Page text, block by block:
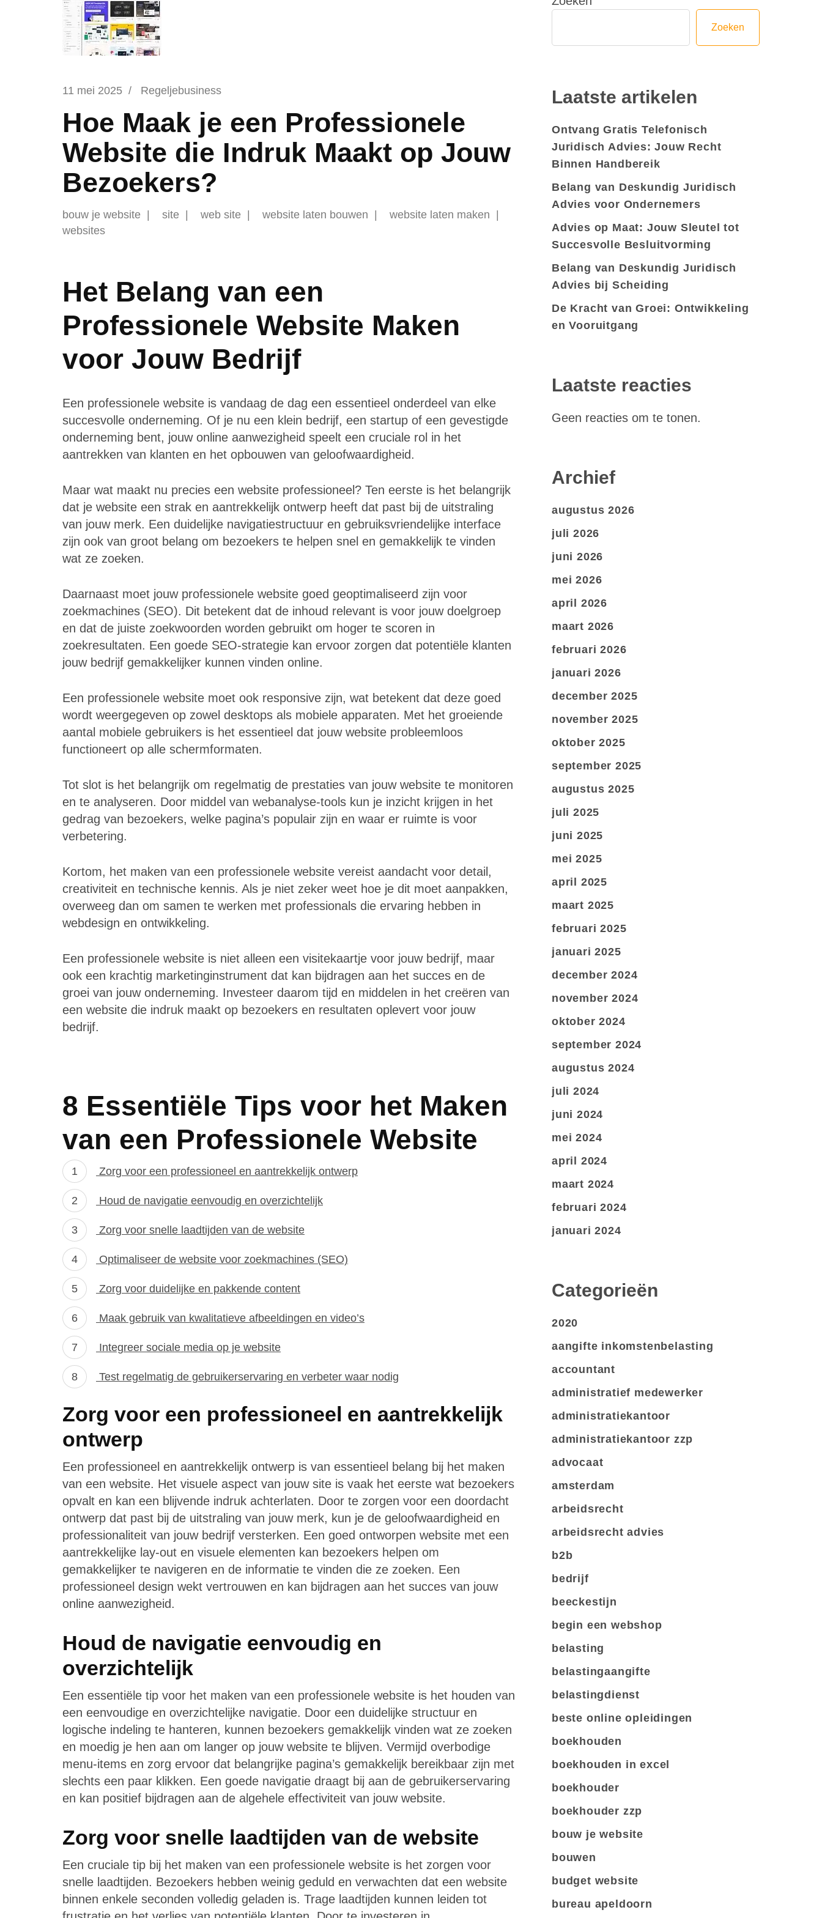
11 mei 2025 / Regeljebusiness
Hoe Maak je een Professionele
Website die Indruk Maakt op Jouw
Bezoekers?
bouw je website site web site website laten bouwen
website laten maken
websites
Het Belang van een
Professionele Website Maken
voor Jouw Bedrijf
Een professionele website is vandaag de dag een essentieel onderdeel van elke
succesvolle onderneming. Of je nu een klein bedrijf, een startup of een gevestigde
onderneming bent, jouw online aanwezigheid speelt een cruciale rol in het
aantrekken van klanten en het opbouwen van geloofwaardigheid.
Maar wat maakt nu precies een website professioneel? Ten eerste is het belangrijk
dat je website een strak en aantrekkelijk ontwerp heeft dat past bij de uitstraling
van jouw merk. Een duidelijke navigatiestructuur en gebruiksvriendelijke interface
zijn ook van groot belang om bezoekers te helpen snel en gemakkelijk te vinden
wat ze zoeken.
Daarnaast moet jouw professionele website goed geoptimaliseerd zijn voor
zoekmachines (SEO). Dit betekent dat de inhoud relevant is voor jouw doelgroep
en dat de juiste zoekwoorden worden gebruikt om hoger te scoren in
zoekresultaten. Een goede SEO-strategie kan ervoor zorgen dat potentiële klanten
jouw bedrijf gemakkelijker kunnen vinden online.
Een professionele website moet ook responsive zijn, wat betekent dat deze goed
wordt weergegeven op zowel desktops als mobiele apparaten. Met het groeiende
aantal mobiele gebruikers is het essentieel dat jouw website probleemloos
functioneert op alle schermformaten.
Tot slot is het belangrijk om regelmatig de prestaties van jouw website te monitoren
en te analyseren. Door middel van webanalyse-tools kun je inzicht krijgen in het
gedrag van bezoekers, welke pagina’s populair zijn en waar er ruimte is voor
verbetering.
Kortom, het maken van een professionele website vereist aandacht voor detail,
creativiteit en technische kennis. Als je niet zeker weet hoe je dit moet aanpakken,
overweeg dan om samen te werken met professionals die ervaring hebben in
webdesign en ontwikkeling.
Een professionele website is niet alleen een visitekaartje voor jouw bedrijf, maar
ook een krachtig marketinginstrument dat kan bijdragen aan het succes en de
groei van jouw onderneming. Investeer daarom tijd en middelen in het creëren van
een website die indruk maakt op bezoekers en resultaten oplevert voor jouw
bedrijf.
8 Essentiële Tips voor het Maken
van een Professionele Website
Zorg voor een professioneel en aantrekkelijk ontwerp
Houd de navigatie eenvoudig en overzichtelijk
Zorg voor snelle laadtijden van de website
Optimaliseer de website voor zoekmachines (SEO)
Zorg voor duidelijke en pakkende content
Maak gebruik van kwalitatieve afbeeldingen en video’s
Integreer sociale media op je website
Test regelmatig de gebruikerservaring en verbeter waar nodig
Zorg voor een professioneel en aantrekkelijk
ontwerp
Een professioneel en aantrekkelijk ontwerp is van essentieel belang bij het maken
van een website. Het visuele aspect van jouw site is vaak het eerste wat bezoekers
opvalt en kan een blijvende indruk achterlaten. Door te zorgen voor een doordacht
ontwerp dat past bij de uitstraling van jouw merk, kun je de geloofwaardigheid en
professionaliteit van jouw bedrijf versterken. Een goed ontworpen website met een
aantrekkelijke lay-out en visuele elementen kan bezoekers helpen om
gemakkelijker te navigeren en de informatie te vinden die ze zoeken. Een
professioneel design wekt vertrouwen en kan bijdragen aan het succes van jouw
online aanwezigheid.
Houd de navigatie eenvoudig en
overzichtelijk
Een essentiële tip voor het maken van een professionele website is het houden van
een eenvoudige en overzichtelijke navigatie. Door een duidelijke structuur en
logische indeling te hanteren, kunnen bezoekers gemakkelijk vinden wat ze zoeken
en moedig je hen aan om langer op jouw website te blijven. Vermijd overbodige
menu-items en zorg ervoor dat belangrijke pagina’s gemakkelijk bereikbaar zijn met
slechts een paar klikken. Een goede navigatie draagt bij aan de gebruikerservaring
en kan positief bijdragen aan de algehele effectiviteit van jouw website.
Zorg voor snelle laadtijden van de website
Een cruciale tip bij het maken van een professionele website is het zorgen voor
snelle laadtijden. Bezoekers hebben weinig geduld en verwachten dat een website
binnen enkele seconden volledig geladen is. Trage laadtijden kunnen leiden tot
Zoeken
Laatste artikelen
Ontvang Gratis Telefonisch
Juridisch Advies: Jouw Recht
Binnen Handbereik
Belang van Deskundig Juridisch
Advies voor Ondernemers
Advies op Maat: Jouw Sleutel tot
Succesvolle Besluitvorming
Belang van Deskundig Juridisch
Advies bij Scheiding
De Kracht van Groei: Ontwikkeling
en Vooruitgang
Laatste reacties
Geen reacties om te tonen.
Archief
augustus 2026
juli 2026
juni 2026
mei 2026
april 2026
maart 2026
februari 2026
januari 2026
december 2025
november 2025
oktober 2025
september 2025
augustus 2025
juli 2025
juni 2025
mei 2025
april 2025
maart 2025
februari 2025
januari 2025
december 2024
november 2024
oktober 2024
september 2024
augustus 2024
juli 2024
juni 2024
mei 2024
april 2024
maart 2024
februari 2024
januari 2024
Categorieën
2020
aangifte inkomstenbelasting
accountant
administratief medewerker
administratiekantoor
administratiekantoor zzp
advocaat
amsterdam
arbeidsrecht
arbeidsrecht advies
b2b
bedrijf
beeckestijn
begin een webshop
belasting
belastingaangifte
belastingdienst
beste online opleidingen
boekhouden
boekhouden in excel
boekhouder
boekhouder zzp
bouw je website
bouwen
budget website
bureau apeldoorn